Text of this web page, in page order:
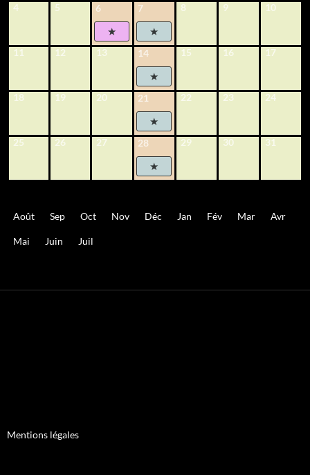
4 5 6 7 8 9 10
11 12 13 14 15 16 17
18 19 20 21 22 23 24
25 26 27 28 29 30 31
Août Sep Oct Nov Déc Jan Fév Mar Avr
Mai Juin Juil
Mentions légales